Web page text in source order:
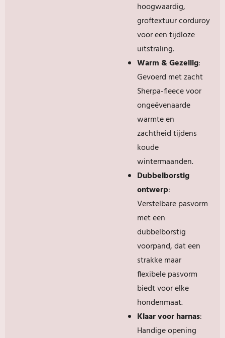
hoogwaardig,
groftextuur corduroy
voor een tijdloze
uitstraling.
Warm & Gezellig:
Gevoerd met zacht
Sherpa-fleece voor
ongeëvenaarde
warmte en
zachtheid tijdens
koude
wintermaanden.
Dubbelborstig
ontwerp:
Verstelbare pasvorm
met een
dubbelborstig
voorpand, dat een
strakke maar
flexibele pasvorm
biedt voor elke
hondenmaat.
Klaar voor harnas:
Handige opening